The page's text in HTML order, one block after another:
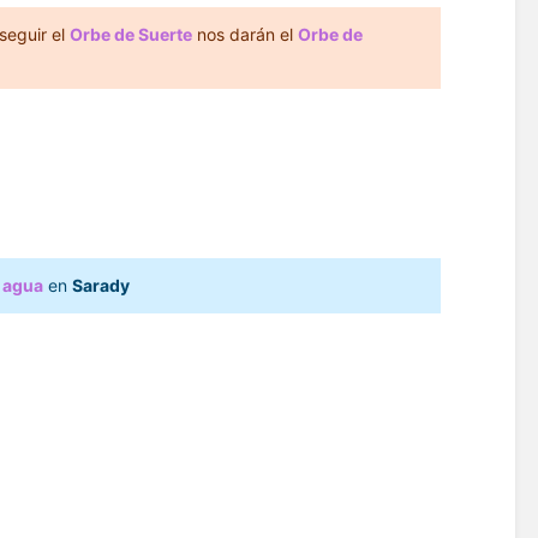
elOrbede Suerte nos darán elOrbede
enSarady